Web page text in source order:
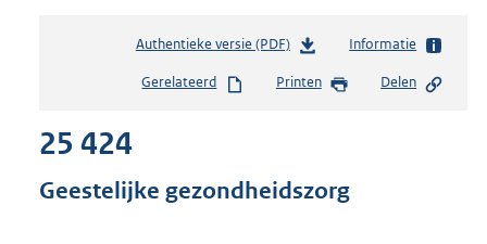
Authentieke versie (PDF)b
s
d
s
Informatie
Gerelateerd Printen Delen
25 424
Geestelijke gezondheidszorg